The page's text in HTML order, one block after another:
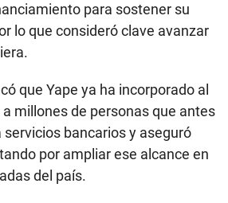
para sostener su
lo que consideró clave avanzar
que Yape ya ha incorporado al
millones de personas que antes
servicios bancarios y aseguró
por ampliar ese alcance en
del país.